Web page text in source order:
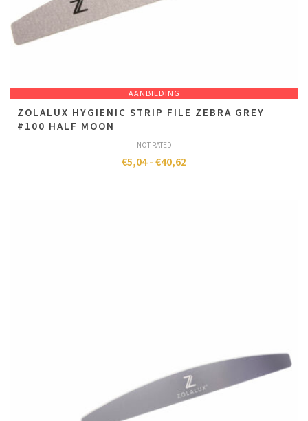
AANBIEDING
ZOLALUX HYGIENIC STRIP FILE ZEBRA GREY
#100 HALF MOON
NOT RATED
€5,04 - €40,62